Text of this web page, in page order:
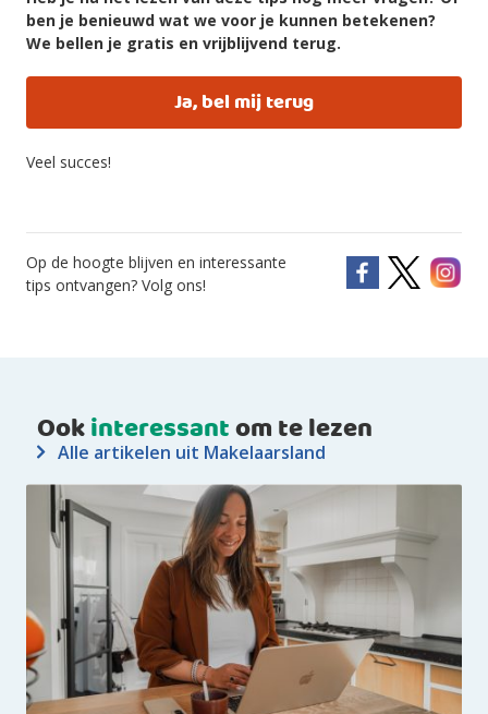
ben je benieuwd wat we voor je kunnen betekenen?
We bellen je gratis en vrijblijvend terug.
Ja, bel mij terug
Veel succes!
Op de hoogte blijven en interessante
tips ontvangen? Volg ons!
Ookinteressantom te lezen
Alle artikelen uit Makelaarsland